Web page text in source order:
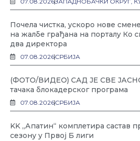
Почела чистка, ускоро нове
на жалбе грађана на порталу Ко
два директора
07.08.2026СРБИЈА
(ФОТО/ВИДЕО) САД ЈЕ СВЕ
тачака блокадерског програма
07.08.2026СРБИЈА
KK „Апатин“ комплетира састав
сезону у Првој Б лиги